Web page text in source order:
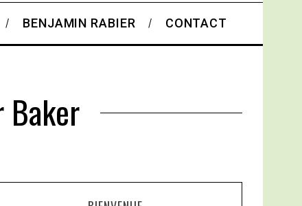
BENJAMIN RABIER CONTACT
Baker